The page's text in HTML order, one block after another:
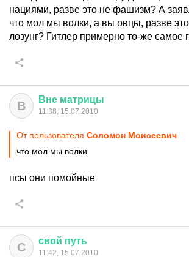
нациями, разве это не фашизм? А
что мол мы волки, а вы овцы, разве
лозунг? Гитлер примерно то-же самое
В Вне матрицы
11:38, 15.07.2010
От пользователя Соломон Моисеевич
что мол мы волки
псы они помойные
С свой путь
11:42, 15.07.2010